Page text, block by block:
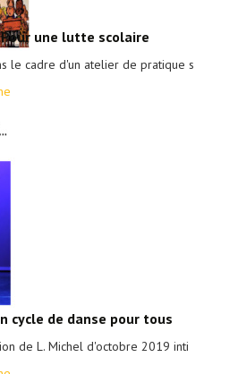
une lutte scolaire
le cadre d'un atelier de pratique s
cycle de danse pour tous
de L. Michel d'octobre 2019 inti